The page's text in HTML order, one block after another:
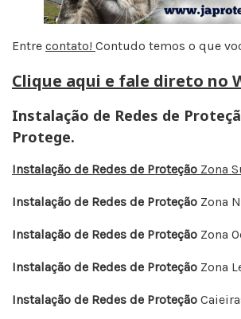
Entre contato! Contudo temos o que
Clique aqui e fale direto no
Instalação de Redes de
Protege.
Instalação de Redes de Proteção Zona
Instalação de Redes de Proteção Zona
Instalação de Redes de Proteção Zona
Instalação de Redes de Proteção Zona
Instalação de Redes de Proteção